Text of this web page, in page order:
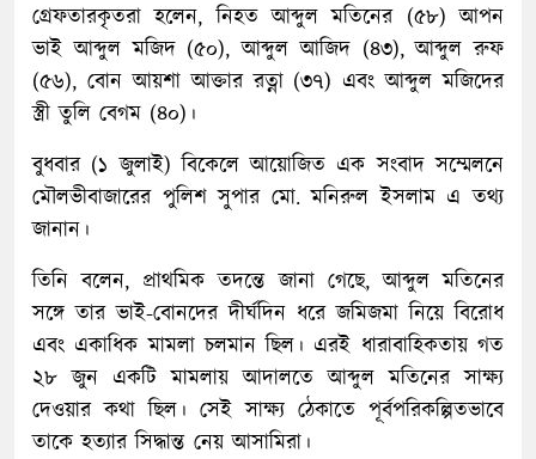
গ্রেফতারকৃতরা হলেন, নিহত আব্দুল মতিনের (৫৮) আপন
ভাই আব্দুল মজিদ (৫০), আব্দুল আজিদ (৪৩), আব্দুল রুফ
(৫৬), বোন আয়শা আক্তার রত্না (৩৭) এবং আব্দুল মজিদের
স্ত্রী তুলি বেগম (৪০)।
বুধবার (১ জুলাই) বিকেলে আয়োজিত এক সংবাদ সম্মেলনে
মৌলভীবাজারের পুলিশ সুপার মো. মনিরুল ইসলাম এ তথ্য
জানান।
তিনি বলেন, প্রাথমিক তদন্তে জানা গেছে, আব্দুল মতিনের
সঙ্গে তার ভাই-বোনদের দীর্ঘদিন ধরে জমিজমা নিয়ে বিরোধ
এবং একাধিক মামলা চলমান ছিল। এরই ধারাবাহিকতায় গত
২৮ জুন একটি মামলায় আদালতে আব্দুল মতিনের সাক্ষ্য
দেওয়ার কথা ছিল। সেই সাক্ষ্য ঠেকাতে পূর্বপরিকল্পিতভাবে
তাকে হত্যার সিদ্ধান্ত নেয় আসামিরা।